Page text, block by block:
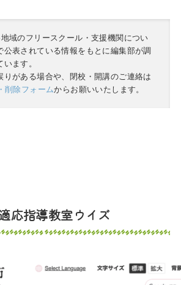
域のフリースクール・支援機関につい
公表されている情報をもとに編集部が調
ます。
りがある場合や、閉校・開講のご連絡は
削除フォームからお願いいたします。
応指導教室ウイズ